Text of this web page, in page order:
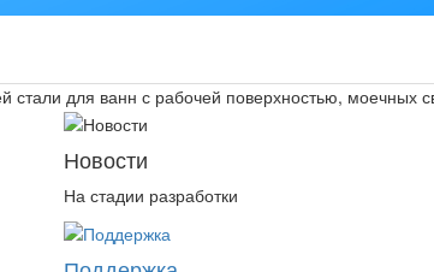
стали для ванн с рабочей поверхностью, моечных
Новости
На стадии разработки